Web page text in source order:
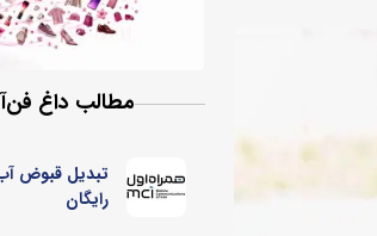
مطالب داغ
تبدیل قبوض
رایگان